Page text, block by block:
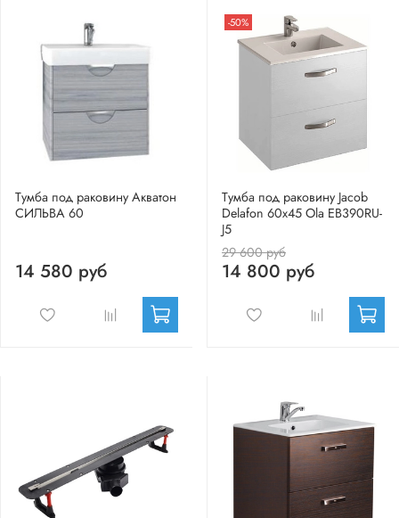
Тумба под раковину Акватон
СИЛЬВА 60
14 580 руб
-50%
Тумба под раковину Jacob
Delafon 60x45 Ola EB390RU-
J5
29 600 руб
14 800 руб